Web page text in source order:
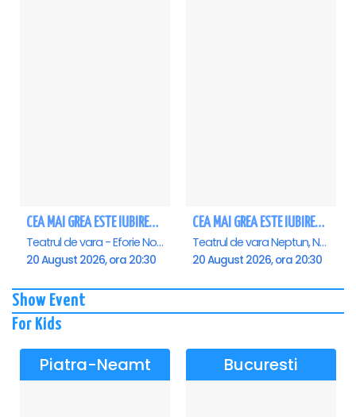
CEA MAI GREA ESTE IUBIREA - Eforie Nord
Teatrul de vara - Eforie Nord, Eforie-Nord
20 August 2026, ora 20:30
CEA MAI GREA ESTE IUBIREA - Neptun
Teatrul de vara Neptun, Neptun
20 August 2026, ora 20:30
Show Event
For Kids
Piatra-Neamt Bucuresti